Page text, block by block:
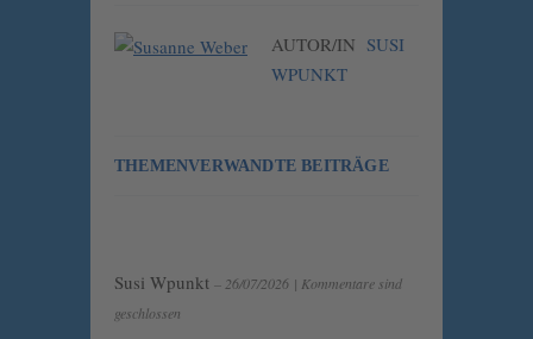
AUTOR/IN SUSI
WPUNKT
THEMENVERWANDTE BEITRÄGE
Susi Wpunkt – 26/07/2026 | Kommentare sind
geschlossen